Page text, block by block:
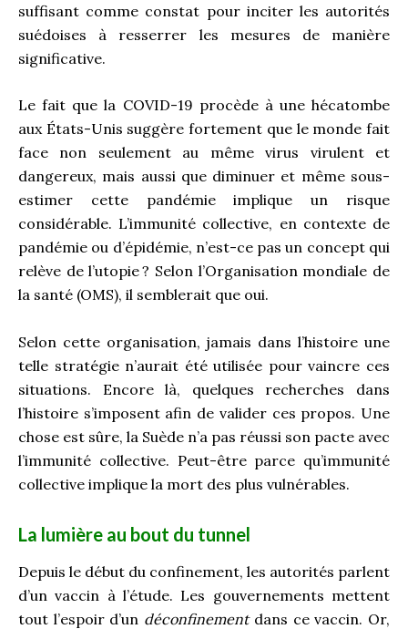
suffisant comme constat pour inciter les autorités
suédoises à resserrer les mesures de manière
significative.
Le fait que la COVID-19 procède à une hécatombe
aux États-Unis suggère fortement que le monde fait
face non seulement au même virus virulent et
dangereux, mais aussi que diminuer et même sous-
estimer cette pandémie implique un risque
considérable. L’immunité collective, en contexte de
pandémie ou d’épidémie, n’est-ce pas un concept qui
relève de l’utopie ? Selon l’Organisation mondiale de
la santé (OMS), il semblerait que oui.
Selon cette organisation, jamais dans l’histoire une
telle stratégie n’aurait été utilisée pour vaincre ces
situations. Encore là, quelques recherches dans
l’histoire s’imposent afin de valider ces propos. Une
chose est sûre, la Suède n’a pas réussi son pacte avec
l’immunité collective. Peut-être parce qu’immunité
collective implique la mort des plus vulnérables.
La lumière au bout du tunnel
Depuis le début du confinement, les autorités parlent
d’un vaccin à l’étude. Les gouvernements mettent
tout l’espoir d’un déconfinementdans ce vaccin. Or,